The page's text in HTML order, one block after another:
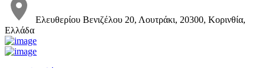
Ελευθερίου Βενιζέλου 20, Λουτράκι, 20300, Κορινθία,
Ελλάδα